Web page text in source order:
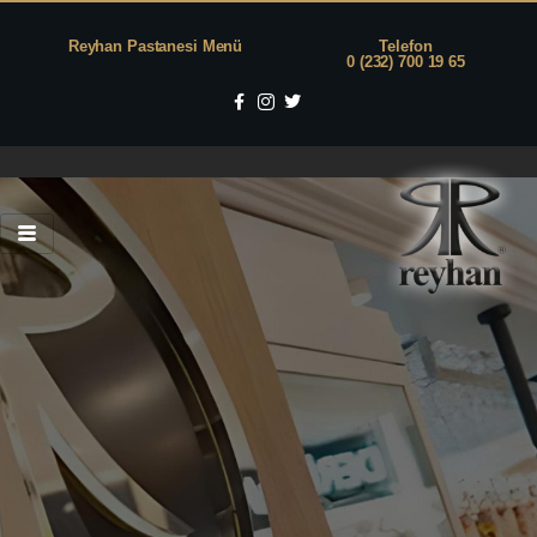
Reyhan Pastanesi Menü
Telefon
0 (232) 700 19 65